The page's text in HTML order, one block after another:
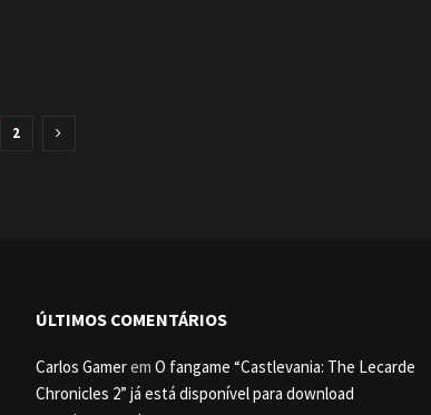
2
ÚLTIMOS COMENTÁRIOS
Carlos Gamerem O fangame “Castlevania: The Lecarde
Chronicles 2” já está disponível para download